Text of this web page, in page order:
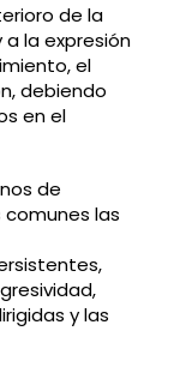
de la
la expresión
el
debiendo
en el
de
las
y las